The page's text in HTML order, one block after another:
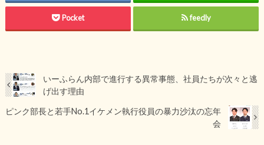
Pocket feedly
いーふらん内部で進行する異常事態、社員たちが次々と逃
げ出す理由
ピンク部長と若手No.1イケメン執行役員の暴力沙汰の忘年
会